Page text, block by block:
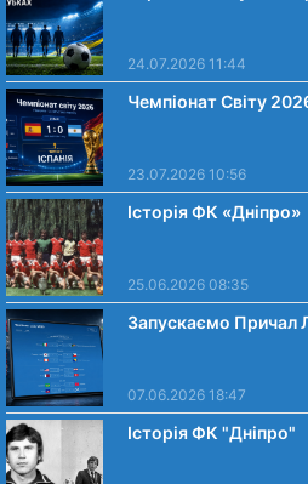
24.07.2026 11:44
Чемпіонат Світу
23.07.2026 10:56
Історія ФК «Дніпро»
25.06.2026 08:35
Запускаємо Причал
07.06.2026 18:47
Історія ФК "Дніпро"